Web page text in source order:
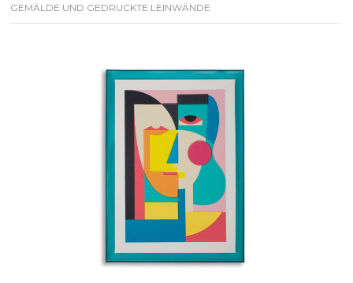
GEMÄLDE UND GEDRUCKTE LEINWÄNDE